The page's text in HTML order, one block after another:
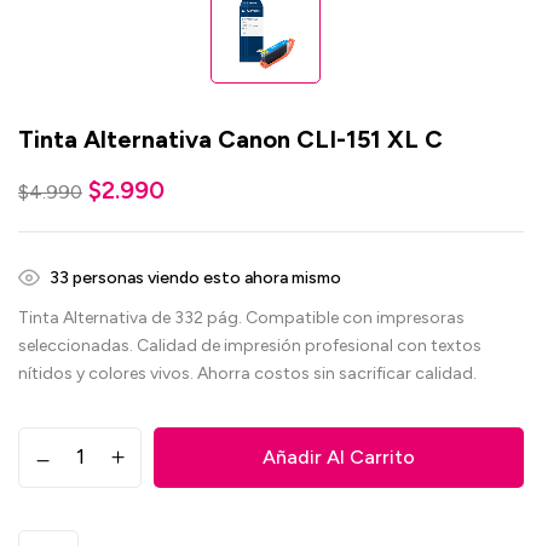
Tinta Alternativa Canon CLI-151 XL C
$4.990 $2.990
35 personas viendo esto ahora mismo
Tinta Alternativa de 332 pág. Compatible con impresoras
seleccionadas. Calidad de impresión profesional con textos
nítidos y colores vivos. Ahorra costos sin sacrificar calidad.
Añadir Al Carrito